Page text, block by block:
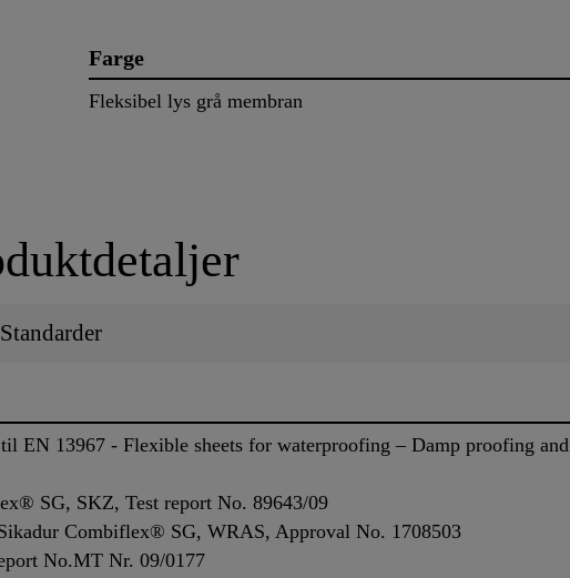
Farge
Fleksibel lys grå membran
EN 13967 - Flexible sheets for waterproofing – Damp proofing and
SG, SKZ, Test report No. 89643/09
Combiflex® SG, WRAS, Approval No. 1708503
No.MT Nr. 09/0177